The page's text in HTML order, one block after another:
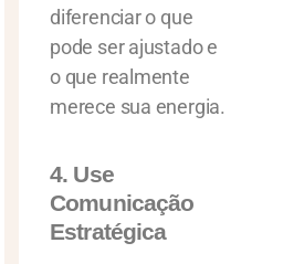
diferenciar o que
pode ser ajustado e
o que realmente
merece sua energia.
4. Use
Comunicação
Estratégica